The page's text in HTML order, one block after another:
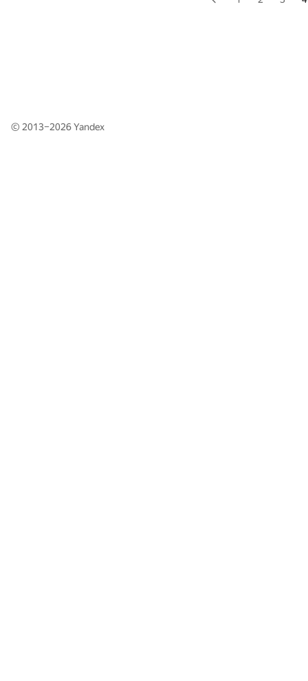
© 2013–2026Yandex